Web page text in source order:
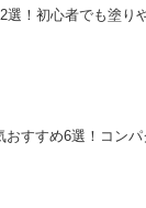
選！初心者でも塗り
おすすめ6選！コン